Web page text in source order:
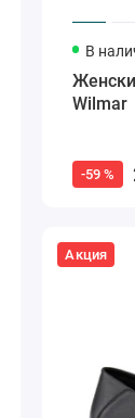
В
Wilmar
-59 %
Акция